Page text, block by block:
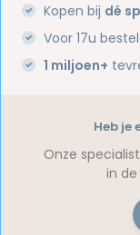
Kopen bij dé
Voor 17u
1 miljoen+
Heb je
Onze
in